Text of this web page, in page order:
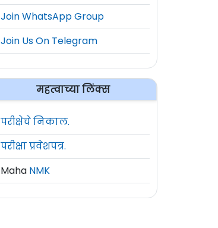
Join WhatsApp Group
Join Us On Telegram
महत्वाच्या लिंक्स
परीक्षेचे निकाल.
परीक्षा प्रवेशपत्र.
Maha NMK